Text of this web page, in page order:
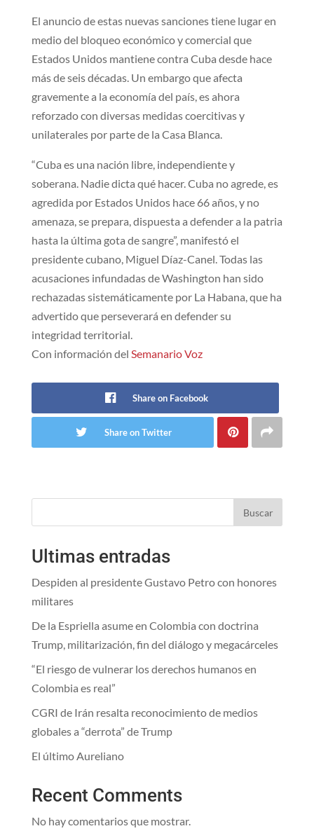
El anuncio de estas nuevas sanciones tiene lugar en
medio del bloqueo económico y comercial que
Estados Unidos mantiene contra Cuba desde hace
más de seis décadas. Un embargo que afecta
gravemente a la economía del país, es ahora
reforzado con diversas medidas coercitivas y
unilaterales por parte de la Casa Blanca.
“Cuba es una nación libre, independiente y
soberana. Nadie dicta qué hacer. Cuba no agrede, es
agredida por Estados Unidos hace 66 años, y no
amenaza, se prepara, dispuesta a defender a la patria
hasta la última gota de sangre”, manifestó el
presidente cubano, Miguel Díaz-Canel. Todas las
acusaciones infundadas de Washington han sido
rechazadas sistemáticamente por La Habana, que ha
advertido que perseverará en defender su
integridad territorial.
Con información del Semanario Voz
Share on Facebook
Share on Twitter
Buscar
Ultimas entradas
Despiden al presidente Gustavo Petro con honores
militares
De la Espriella asume en Colombia con doctrina
Trump, militarización, fin del diálogo y megacárceles
“El riesgo de vulnerar los derechos humanos en
Colombia es real”
CGRI de Irán resalta reconocimiento de medios
globales a “derrota” de Trump
El último Aureliano
Recent Comments
No hay comentarios que mostrar.